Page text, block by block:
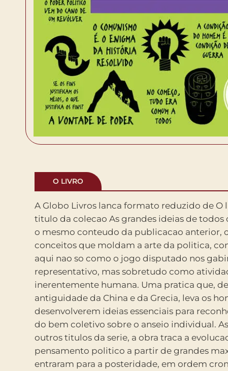
O LIVRO
A Globo Livros lanca formato reduzido de O
titulo da colecao As grandes ideias de todos
o mesmo conteudo da publicacao anterior,
conceitos que moldam a arte da politica,
aqui nao so como o jogo disputado nos
representativo, mas sobretudo como
inerentemente humana. Uma pratica que,
antiguidade da China e da Grecia, leva os
desenvolverem ideias essenciais para
do bem coletivo sobre o anseio individual. Assim como os
outros titulos da serie, a obra traca a
pensamento politico a partir de grandes
entraram para a posteridade, em ordem
Tomas de Aquino, Maquiavel, Hobbes,
Weber, Hannah Arendt, Noam Chomsky e
Freire (entre muitos outros) dividem
lideres politicos do porte de Abraham
Gandhi, Lenin, Churchill, Che Guevara e
para citar alguns. O volume apresenta um inventario
outros importantes pensadores da politica, com
sucintas de suas obras e contribuicoes, alem de um
que traduz didaticamente as principais
expressoes especificas cunhadas ao longo da historia. A
intencao expressa dos autores e despertar no
compreensao de que a politica diz respeito
aspectos do cotidiano e deve ser